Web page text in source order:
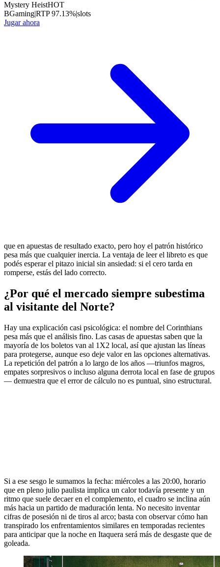
Mystery HeistHOT
BGaming|RTP97.13%|slots
Jugar ahora
que en apuestas de resultado exacto, pero hoy el patrón histórico
pesa más que cualquier inercia. La ventaja de leer el libreto es que
podés esperar el pitazo inicial sin ansiedad: si el cero tarda en
romperse, estás del lado correcto.
¿Por qué el mercado siempre subestima
al visitante del Norte?
Hay una explicación casi psicológica: el nombre del Corinthians
pesa más que el análisis fino. Las casas de apuestas saben que la
mayoría de los boletos van al 1X2 local, así que ajustan las líneas
para protegerse, aunque eso deje valor en las opciones alternativas.
La repetición del patrón a lo largo de los años —triunfos magros,
empates sorpresivos o incluso alguna derrota local en fase de grupos
— demuestra que el error de cálculo no es puntual, sino estructural.
Si a ese sesgo le sumamos la fecha: miércoles a las 20:00, horario
que en pleno julio paulista implica un calor todavía presente y un
ritmo que suele decaer en el complemento, el cuadro se inclina aún
más hacia un partido de maduración lenta. No necesito inventar
cifras de posesión ni de tiros al arco; basta con observar cómo han
transpirado los enfrentamientos similares en temporadas recientes
para anticipar que la noche en Itaquera será más de desgaste que de
goleada.